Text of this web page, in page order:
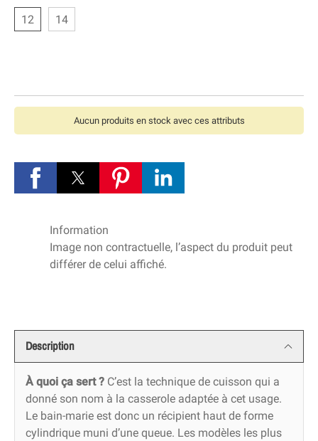
12 14
Aucun produits en stock avec ces attributs
Information
Image non contractuelle, l’aspect du produit peut
différer de celui affiché.
Description
À quoi ça sert ? C’est la technique de cuisson qui a
donné son nom à la casserole adaptée à cet usage.
Le bain-marie est donc un récipient haut de forme
cylindrique muni d’une queue. Les modèles les plus